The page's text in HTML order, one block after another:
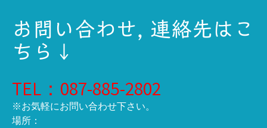
お問い合わせ, 連絡先はこ
ちら↓
TEL：087-885-2802
※お気軽にお問い合わせ下さい。
場所：